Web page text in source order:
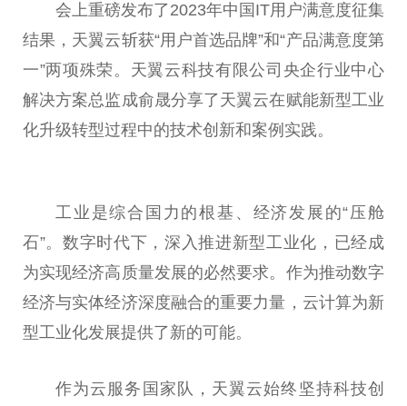
会上重磅发布了2023年中国IT用户满意度征集
结果，天翼云斩获“用户首选品牌”和“产品满意度第
一”两项殊荣。天翼云科技有限公司央企行业中心
解决方案总监成俞晟分享了天翼云在赋能新型工业
化升级转型过程中的技术创新和案例实践。
工业是综合国力的根基、经济发展的“压舱
石”。数字时代下，深入推进新型工业化，已经成
为实现经济高质量发展的必然要求。作为推动数字
经济与实体经济深度融合的重要力量，云计算为新
型工业化发展提供了新的可能。
作为云服务国家队，天翼云始终坚持科技创